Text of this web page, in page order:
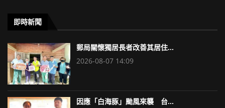
即時新聞
郵局關懷獨居長者改善其居住...
2026-08-07 14:09
因應「白海豚」颱風來襲 台...